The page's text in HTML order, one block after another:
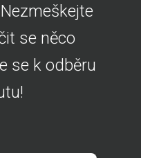
se něco
se k odběru